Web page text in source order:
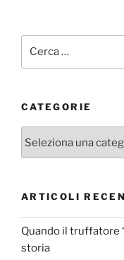
CATEGORIE
ARTICOLI
Quando il truffatore
storia